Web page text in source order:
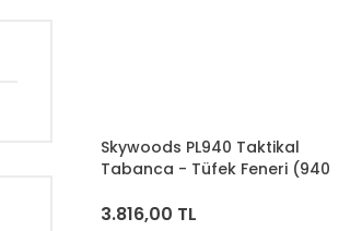
Skywoods PL940 Taktikal
Tabanca - Tüfek Feneri (940
3.816,00 TL